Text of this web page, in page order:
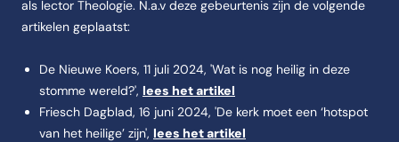
als lector Theologie. N.a.v deze gebeurtenis zijn de volgende
artikelen geplaatst:
De Nieuwe Koers, 11 juli 2024, 'Wat is nog heilig in deze
stomme wereld?', lees het artikel
Friesch Dagblad, 16 juni 2024, 'De kerk moet een ‘hotspot
van het heilige’ zijn', lees het artikel